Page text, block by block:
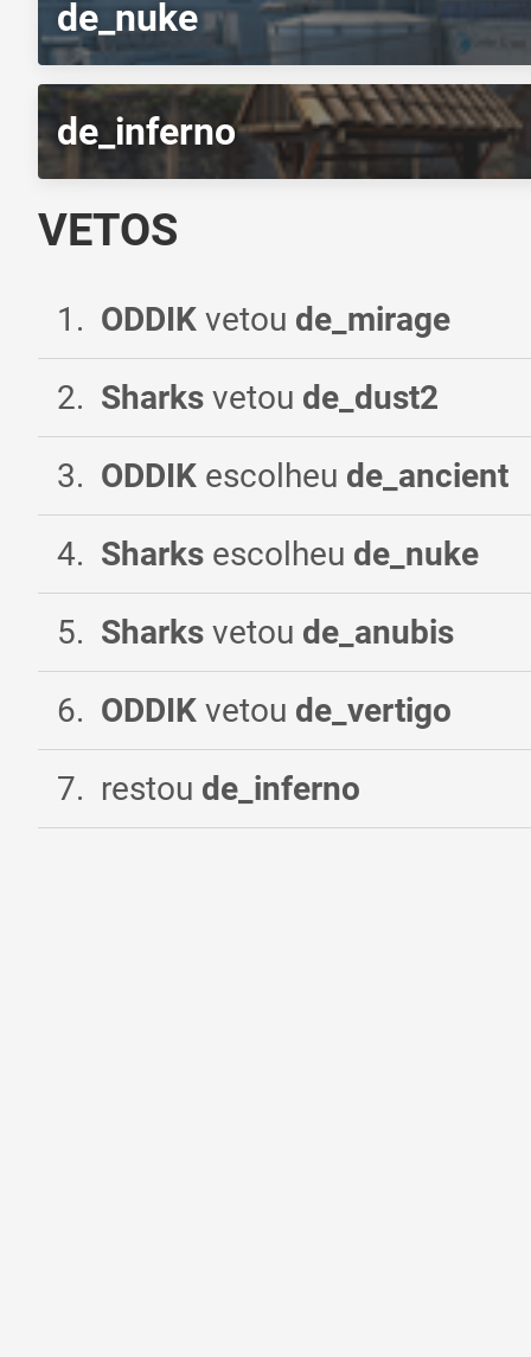
de_nuke
de_inferno
VETOS
1 . ODDIK vetou de_mirage
2. Sharks vetou de_dust2
3. ODDIK escolheu de_ancient
4. Sharks escolheu de_nuke
5. Sharks vetou de_anubis
6. ODDIK vetou de_vertigo
7. restou de_inferno